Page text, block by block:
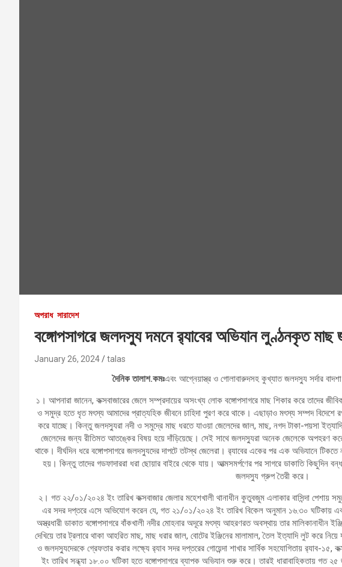
অপরাধ সারাদেশ
বঙ্গোপসাগরে জলদস্যু দমনে র‌্যাবের অভিযান লুণ্ঠনকৃত মাছ
January 26, 2024 talas
দৈনিক তালাশ.কমঃএবং আগ্নেয়াস্ত্র ও গোলাবারুদসহ কুখ্যাত জলদস্যু সর্দার
১। আপনারা জানেন, কক্সবাজারের জেলে সম্প্রদায়ের অসংখ্য লোক বঙ্গোপসাগরে মাছ শিকার করে তাদের
ও সমুদ্র হতে ধৃত মৎস্য আমাদের প্রাত্যহিক জীবনে চাহিদা পুরণ করে থাকে। এছাড়াও মৎস্য সম্পদ বিদেশে
করে যাচ্ছে। কিন্তু জলদস্যুরা নদী ও সমুদ্রে মাছ ধরতে যাওয়া জেলেদের জাল, মাছ, নগদ টাকা-পয়সা
জেলেদের জন্য রীতিমত আতঙ্কের বিষয় হয়ে দাঁড়িয়েছে। সেই সাথে জলদস্যুরা অনেক জেলেকে অপহরণ
থাকে। দীর্ঘদিন ধরে বঙ্গোপসাগরে জলদস্যুদের দাপটে তটস্থ জেলেরা। র‌্যাবের একের পর এক অভিযানে
হয়। কিন্তু তাদের গডফাদাররা ধরা ছোয়ার বাইরে থেকে যায়। আত্মসমর্পণের পর সাগরে ডাকাতি কিছুদিন
জলদস্যু গ্রুপ তৈরী করে।
২। গত ২২/০১/২০২৪ ইং তারিখ কক্সবাজার জেলার মহেশখালী থানাধীন কুতুবজুম এলাকার বাসিন্দা পেশায়
এর সদর দপ্তরে এসে অভিযোগ করেন যে, গত ২১/০১/২০২৪ ইং তারিখ বিকেল অনুমান ১৬.৩০ ঘটিকায়
অস্ত্রধারী ডাকাত বঙ্গোপসাগরে বাঁকখালী নদীর মোহনার অদূরে মৎস্য আহরণরত অবস্থায় তার মালিকানাধীন
দেখিয়ে তার ট্রলারে থাকা আহরিত মাছ, মাছ ধরার জাল, বোটের ইঞ্জিনের মালামাল, তৈল ইত্যাদি লুট করে
ও জলদস্যুদেরকে গ্রেফতার করার লক্ষ্যে র‌্যাব সদর দপ্তরের গোয়েন্দা শাখার সার্বিক সহযোগিতায় র‌্যাব-
ইং তারিখ সন্ধ্যা ১৮.০০ ঘটিকা হতে বঙ্গোপসাগরে ব্যাপক অভিযান শুরু করে। তারই ধারাবাহিকতায় গত ২৫